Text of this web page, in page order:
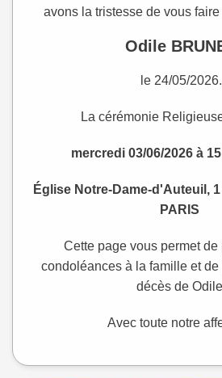
avons la tristesse de vous
Odile
le 24/05/2026.
La cérémonie
mercredi 03/06/2026 à
Église Notre-Dame-d'Auteuil,
PARIS
Cette page vous permet de
condoléances à la famille et de
décès de
Avec toute notre